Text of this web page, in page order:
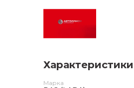
Характеристики
Марка